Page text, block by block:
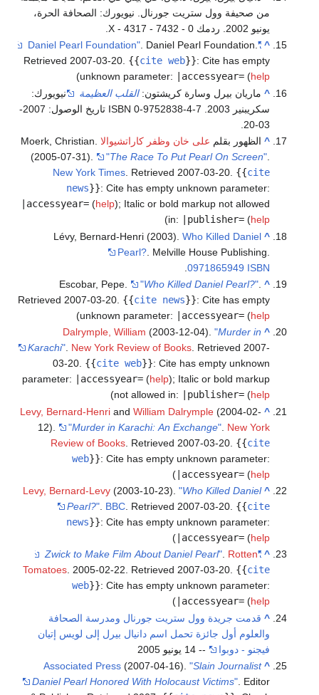
من صحيفة وول ستريت جورنال. نيويورك: الصحافة الحرة،
يونيو 2002. ردمك 0 - 7432 - 4317 - X.
^
"Daniel Pearl Foundation"
. Daniel Pearl Foundation.
Retrieved2007-03-20. {{cite web}}:Cite has empty
unknown parameter:
|accessyear= (help
)
^ ماريان بيرل وسارة كريشتون:القلب العظيمة
نيويورك:
سكريبنير 2003. ISBN 0-9752838-4-7 تاريخ الوصول: 2007-
03-20.
^ الظهور بقلم على خان وظفر كاراتشيوالا Moerk, Christian.
(2005-07-31).
"The Race To Put Pearl On Screen"
New York Times . Retrieved 2007-03-20 {{cite
news}}:Cite has empty unknown parameter:
|accessyear= (help); Italic or bold markup not allowed
in:
|publisher= (help
)
^
Lévy, Bernard-Henri (2003).Who Killed Daniel
Pearl? . Melville House Publishing.
ISBN
0971865949
.
^
Escobar, Pepe. "Who Killed Daniel Pearl?"
Retrieved 2007-03-20 {{cite news}}:Cite has empty
unknown parameter:
|accessyear= (help
)
^
Dalrymple, William (2003-12-04)."Murder in
Karachi". New York Review of Books. Retrieved2007-
03-20. {{cite web}}:Cite has empty unknown
parameter:
|accessyear= (help); Italic or bold markup
not allowed in:
|publisher= (help
)
^
Levy, Bernard-Henri andWilliam Dalrymple (2004-02-
12).
"Murder in Karachi: An Exchange" New York
Review of Books . Retrieved 2007-03-20 {{cite
web}}:Cite has empty unknown parameter:
|accessyear= (help
)
^
Levy, Bernard-Levy (2003-10-23)."Who Killed Daniel
Pearl?" BBC . Retrieved 2007-03-20 {{cite
news}}:Cite has empty unknown parameter:
|accessyear= (help
)
^
"
Zwick to Make Film About Daniel Pearl". Rotten
Tomatoes. 2005-02-22. Retrieved2007-03-20. {{cite
web}}:Cite has empty unknown parameter:
|accessyear= (help
)
^ قدمت جريدة وول ستريت جورنال ومدرسة الصحافة
والعلوم أول جائزة تحمل اسم دانيال بيرل إلى لويس إتيان
فيجنو - دوبوا
-- 14 يونيو 2005
^
Associated Press (2007-04-16)."Slain Journalist
Daniel Pearl Honored With Holocaust Victims". Editor